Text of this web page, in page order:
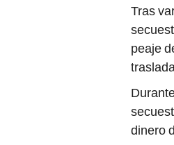
Tras
peaje
dinero